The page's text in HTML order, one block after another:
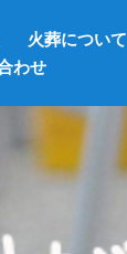
火葬について
わせ